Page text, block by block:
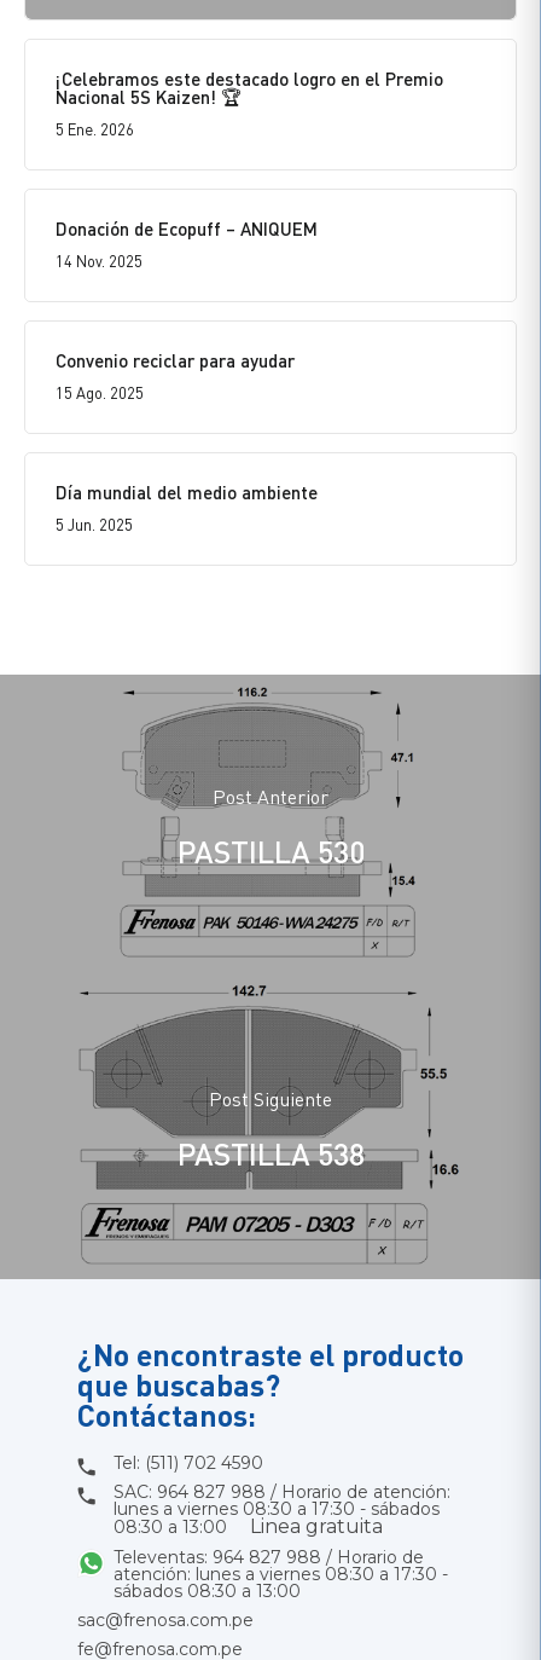
¡Celebramos este destacado logro en el Premio
Nacional 5S Kaizen! 🏆
5 Ene. 2026
Donación de Ecopuff – ANIQUEM
14 Nov. 2025
Convenio reciclar para ayudar
15 Ago. 2025
Día mundial del medio ambiente
5 Jun. 2025
Post Anterior
PASTILLA 530
Post Siguiente
PASTILLA 538
¿No encontraste el producto
que buscabas?
Contáctanos:
Tel: (511) 702 4590
SAC: 964 827 988 / Horario de atención:
lunes a viernes 08:30 a 17:30 - sábados
08:30 a 13:00
Linea gratuita
Televentas: 964 827 988 / Horario de
atención: lunes a viernes 08:30 a 17:30 -
sábados 08:30 a 13:00
sac@frenosa.com.pe
fe@frenosa.com.pe